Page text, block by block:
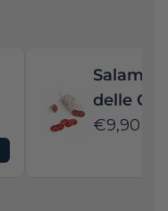
Salame
delle
€9,90